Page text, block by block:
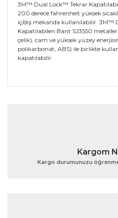
3M™ Dual Lock™ Tekrar
200 derece fahrenheit yüksek
iç/dış mekanda kullanılabilir. 3M™
Kapatılabilen Bant SJ3550
çelik), cam ve yüksek yüzey
polikarbonat, ABS) ile birlikte
kapatılabilir.
Bu ürünün fiyat bilgisi, resim,
Ürün açıklamasında eksik
Kargom
Kargo durumunuzu